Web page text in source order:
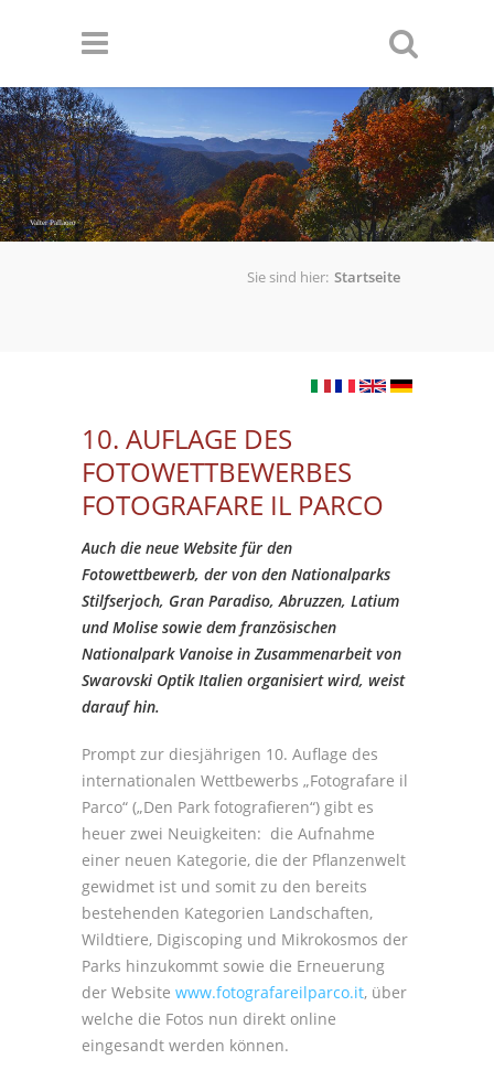
Valter Pallaoro
Sie sind hier: Startseite
10. AUFLAGE DES
FOTOWETTBEWERBES
FOTOGRAFARE IL PARCO
Auch die neue Website für den
Fotowettbewerb, der von den Nationalparks
Stilfserjoch, Gran Paradiso, Abruzzen, Latium
und Molise sowie dem französischen
Nationalpark Vanoise in Zusammenarbeit von
Swarovski Optik Italien organisiert wird, weist
darauf hin.
Prompt zur diesjährigen 10. Auflage des
internationalen Wettbewerbs „Fotografare il
Parco“ („Den Park fotografieren“) gibt es
heuer zwei Neuigkeiten: die Aufnahme
einer neuen Kategorie, die der Pflanzenwelt
gewidmet ist und somit zu den bereits
bestehenden Kategorien Landschaften,
Wildtiere, Digiscoping und Mikrokosmos der
Parks hinzukommt sowie die Erneuerung
der Website www.fotografareilparco.it, über
welche die Fotos nun direkt online
eingesandt werden können.